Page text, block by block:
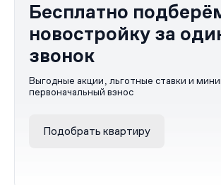
Бесплатно
новостройку за
звонок
Выгодные акции, льготные ставки и
первоначальный взнос
Подобрать квартиру